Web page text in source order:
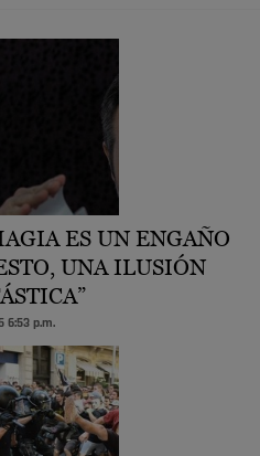
ES UN ENGAÑO
UNA ILUSIÓN
6:53 p.m.